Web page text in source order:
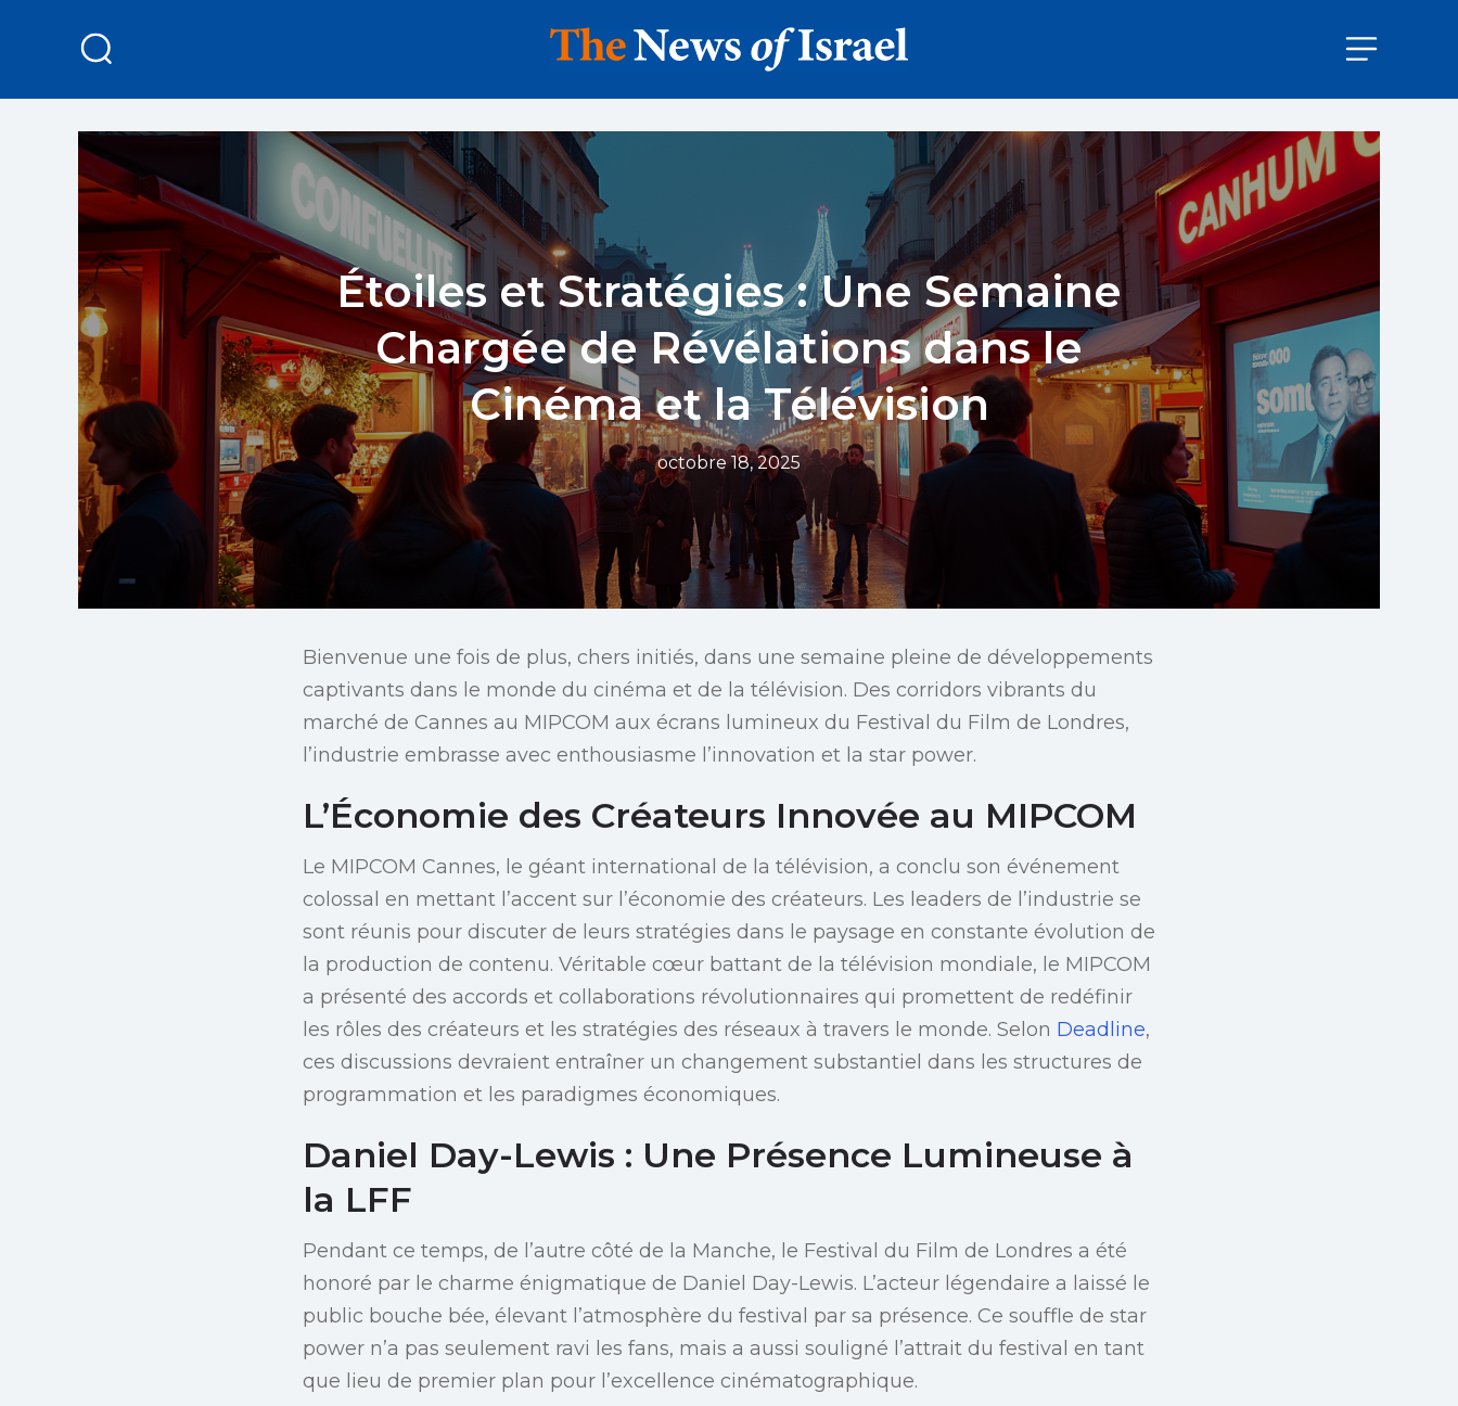
Étoiles et Stratégies : Une Semaine
Chargée de Révélations dans le
Cinéma et la Télévision
octobre 18, 2025
Bienvenue une fois de plus, chers initiés, dans une semaine pleine de développements
captivants dans le monde du cinéma et de la télévision. Des corridors vibrants du
marché de Cannes au MIPCOM aux écrans lumineux du Festival du Film de Londres,
l’industrie embrasse avec enthousiasme l’innovation et la star power.
L’Économie des Créateurs Innovée au MIPCOM
Le MIPCOM Cannes, le géant international de la télévision, a conclu son événement
colossal en mettant l’accent sur l’économie des créateurs. Les leaders de l’industrie se
sont réunis pour discuter de leurs stratégies dans le paysage en constante évolution de
la production de contenu. Véritable cœur battant de la télévision mondiale, le MIPCOM
a présenté des accords et collaborations révolutionnaires qui promettent de redéfinir
les rôles des créateurs et les stratégies des réseaux à travers le monde. Selon Deadline,
ces discussions devraient entraîner un changement substantiel dans les structures de
programmation et les paradigmes économiques.
Daniel Day-Lewis : Une Présence Lumineuse à
la LFF
Pendant ce temps, de l’autre côté de la Manche, le Festival du Film de Londres a été
honoré par le charme énigmatique de Daniel Day-Lewis. L’acteur légendaire a laissé le
public bouche bée, élevant l’atmosphère du festival par sa présence. Ce souffle de star
power n’a pas seulement ravi les fans, mais a aussi souligné l’attrait du festival en tant
que lieu de premier plan pour l’excellence cinématographique.